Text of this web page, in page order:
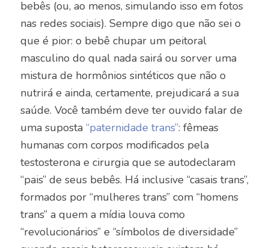
bebês (ou, ao menos, simulando isso em fotos
nas redes sociais). Sempre digo que não sei o
que é pior: o bebê chupar um peitoral
masculino do qual nada sairá ou sorver uma
mistura de hormônios sintéticos que não o
nutrirá e ainda, certamente, prejudicará a sua
saúde. Você também deve ter ouvido falar de
uma suposta “paternidade trans”: fêmeas
humanas com corpos modificados pela
testosterona e cirurgia que se autodeclaram
“pais” de seus bebês. Há inclusive “casais trans”,
formados por “mulheres trans” com “homens
trans” a quem a mídia louva como
“revolucionários” e “símbolos de diversidade”